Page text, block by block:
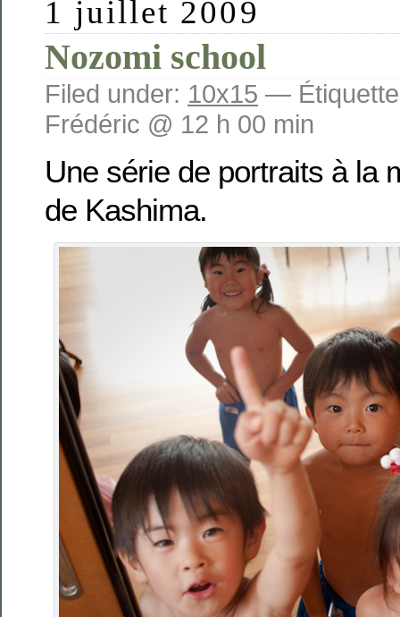
1 juillet 2009
Nozomi school
Filed under: 10x15 —
Frédéric @ 12 h 00 min
Une série de portraits à la
de Kashima.